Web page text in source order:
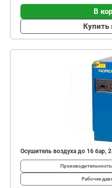
В
Купить
Осушитель воздуха до 16 бар,
Рабочее